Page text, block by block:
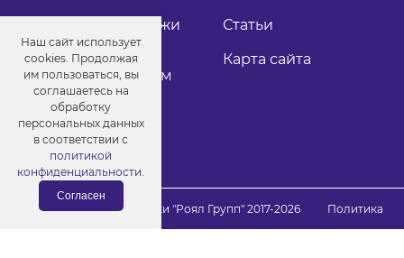
Оптовые продажи
Как стать
дистрибьютером
Статьи
Карта сайта
© Порошковые краски "Роял Групп" 2017-2026
Политика
конфиденциальности
Наш сайт использует
cookies. Продолжая
им пользоваться, вы
соглашаетесь на
обработку
персональных данных
в соответствии с
политикой
конфиденциальности.
Согласен